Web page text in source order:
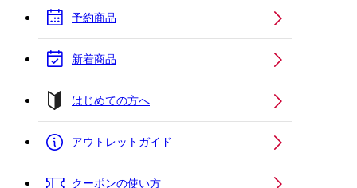
予約商品
新着商品
はじめての方へ
アウトレットガイド
クーポンの使い方